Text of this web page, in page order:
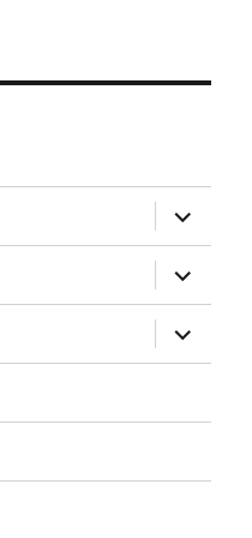
öffnen
öffnen
öffnen